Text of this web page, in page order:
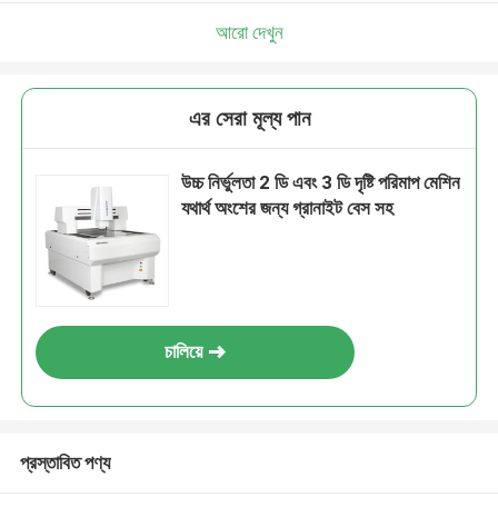
আরো দেখুন
এর সেরা মূল্য পান
উচ্চ নির্ভুলতা 2 ডি এবং 3 ডি দৃষ্টি পরিমাপ মেশিন
যথার্থ অংশের জন্য গ্রানাইট বেস সহ
চালিয়ে
প্রস্তাবিত পণ্য